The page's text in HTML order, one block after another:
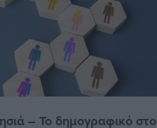
– Το δημογραφικό στο